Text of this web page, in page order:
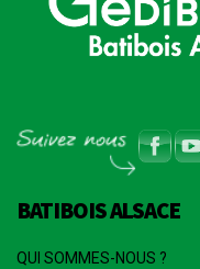
BATIBOIS ALSACE
QUI SOMMES-NOUS ?